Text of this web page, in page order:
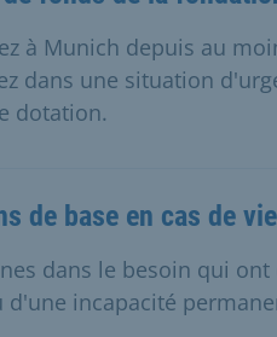
à Munich depuis au
dans une situation
dotation.
de base en cas de
dans le besoin qui
d'une incapacité